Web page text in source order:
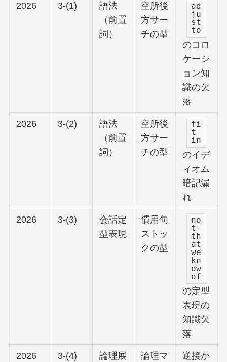
2026 3-(1)
語法
（前置
詞）
空所後
方サー
チの型
ad
ju
st
to
のコロ
ケーシ
ョン知
識の欠
落
2026 3-(2)
語法
（前置
詞）
空所後
方サー
チの型
fi
t
in
のイデ
ィオム
暗記漏
れ
2026 3-(3)
会話定
型表現
慣用句
ストッ
クの型
no
t
th
at
we
kn
ow
of
の定型
表現の
知識欠
落
2026 3-(4)
論理展
論理マ
逆接か